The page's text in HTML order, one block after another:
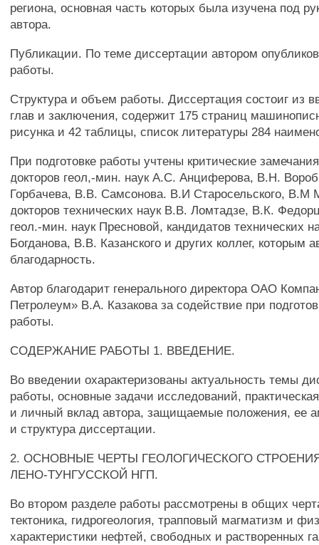
региона, основная часть которых была изучена под
автора.
Публикации. По теме диссертации автором
работы.
Структура и объем работы. Диссертация состоиг из
глав и заключения, содержит 175 страниц
рисунка и 42 таблицы, список литературы 284
При подготовке работы учтены критические
докторов геол,-мин. наук A.C. Анциферова, В.Н.
Горбачева, В.В. Самсонова. В.И Старосельского, В.М
докторов технических наук В.В. Ломтадзе, В.К.
геол.-мин. наук Пресновой, кандидатов технических
Богданова, В.В. Казанского и других коллег, которым
благодарность.
Автор благодарит генерального директора ОАО
Петролеум» В.А. Казакова за содействие при
работы.
СОДЕРЖАНИЕ РАБОТЫ 1. ВВЕДЕНИЕ.
Во введении охарактеризованы актуальность темы
работы, основные задачи исследований,
и личный вклад автора, защищаемые положения, ее
и структура диссертации.
2. ОСНОВНЫЕ ЧЕРТЫ ГЕОЛОГИЧЕСКОГО
ЛЕНО-ТУНГУССКОЙ НГП.
Во втором разделе работы рассмотрены в общих
тектоника, гидрогеология, трапповый магматизм и
характеристики нефтей, свободных и растворенных